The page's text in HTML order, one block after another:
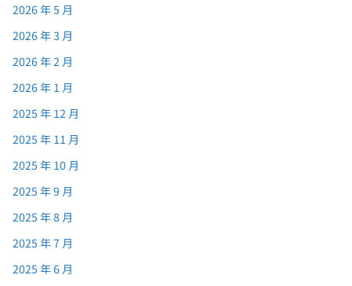
2026 年 5 月
2026 年 3 月
2026 年 2 月
2026 年 1 月
2025 年 12 月
2025 年 11 月
2025 年 10 月
2025 年 9 月
2025 年 8 月
2025 年 7 月
2025 年 6 月